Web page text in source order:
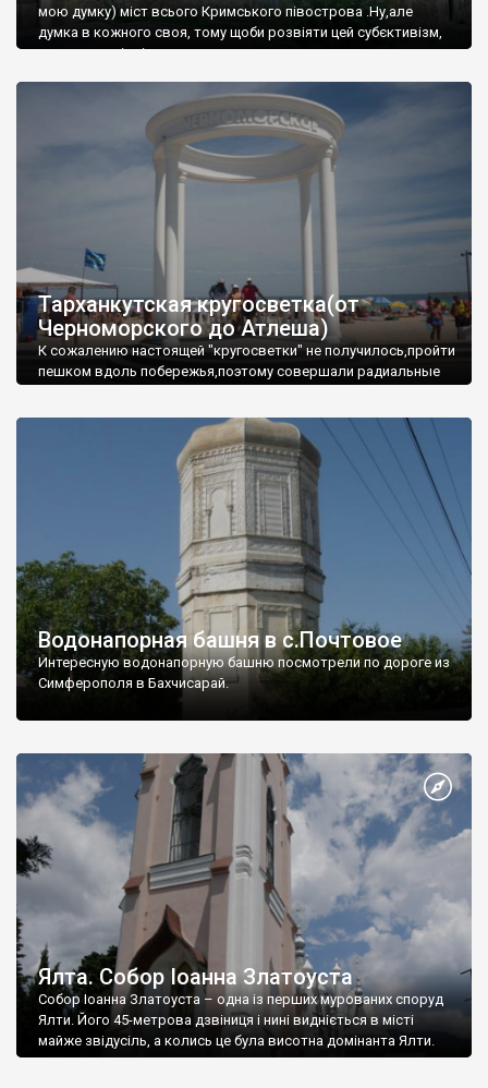
мою думку) міст всього Кримського півострова .Ну,але
думка в кожного своя, тому щоби розвіяти цей субєктивізм,
запрошую відвідати це
Тарханкутская кругосветка(от
Черноморского до Атлеша)
К сожалению настоящей "кругосветки" не получилось,пройти
пешком вдоль побережья,поэтому совершали радиальные
Водонапорная башня в с.Почтовое
Интересную водонапорную башню посмотрели по дороге из
Симферополя в Бахчисарай.
Ялта. Собор Іоанна Златоуста
Собор Іоанна Златоуста – одна із перших мурованих споруд
Ялти. Його 45-метрова дзвіниця і нині видніється в місті
майже звідусіль, а колись це була висотна домінанта Ялти.